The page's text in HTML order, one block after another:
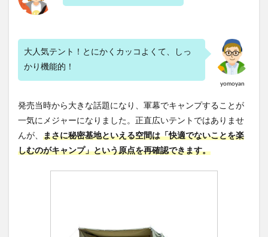
yomoyan
大人気テント！とにかくカッコよくて、しっ
かり機能的！
発売当時から大きな話題になり、軍幕でキャンプすることが
一気にメジャーになりました。正直広いテントではありませ
んが、 まさに秘密基地といえる空間は「快適でないことを楽
しむのがキャンプ」という原点を再確認できます。